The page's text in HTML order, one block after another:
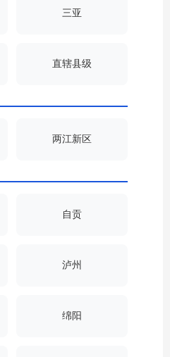
三亚
直辖县级
两江新区
自贡
泸州
绵阳